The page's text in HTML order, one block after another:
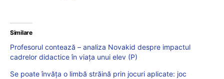
Similare
Profesorul contează – analiza Novakid despre impactul
cadrelor didactice în viața unui elev (P)
Se poate învăța o limbă străină prin jocuri aplicate: joc